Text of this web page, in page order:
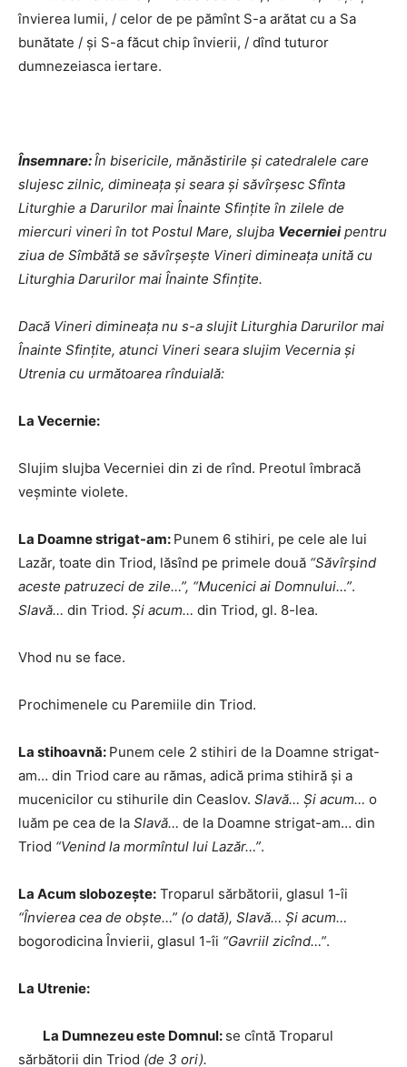
învierea lumii, / celor de pe pămînt S-a arătat cu a Sa
bunătate / și S-a făcut chip învierii, / dînd tuturor
dumnezeiasca iertare.
Însemnare:În bisericile, mănăstirile şi catedralele care
slujesc zilnic, dimineața și seara și săvîrşesc Sfînta
Liturghie a Darurilor mai Înainte Sfinţite în zilele de
miercuri vineri în tot Postul Mare, slujba Vecernieipentru
ziua de Sîmbătă se săvîrșește Vineri dimineața unită cu
Liturghia Darurilor mai Înainte Sfințite.
Dacă Vineri dimineața nu s-a slujit Liturghia Darurilor mai
Înainte Sfințite, atunci Vineri seara slujim Vecernia și
Utrenia cu următoarea rînduială:
La Vecernie:
Slujim slujba Vecerniei din zi de rînd. Preotul îmbracă
veșminte violete.
La Doamne strigat-am: Punem 6 stihiri, pe cele ale lui
Lazăr, toate din Triod, lăsînd pe primele două “Săvîrșind
aceste patruzeci de zile…”, “Mucenici ai Domnului…”.
Slavă… din Triod. Și acum… din Triod, gl. 8-lea.
Vhod nu se face.
Prochimenele cu Paremiile din Triod.
La stihoavnă: Punem cele 2 stihiri de la Doamne strigat-
am… din Triod care au rămas, adică prima stihiră și a
mucenicilor cu stihurile din Ceaslov. Slavă… Și acum… o
luăm pe cea de la Slavă… de la Doamne strigat-am… din
Triod “Venind la mormîntul lui Lazăr…”.
La Acum slobozeşte: Troparul sărbătorii, glasul 1-îi
“Învierea cea de obște…” (o dată), Slavă… Și acum…
bogorodicina Învierii, glasul 1-îi “Gavriil zicînd…”.
La Utrenie:
La Dumnezeu este Domnul: se cîntă Troparul
sărbătorii din Triod (de 3 ori).